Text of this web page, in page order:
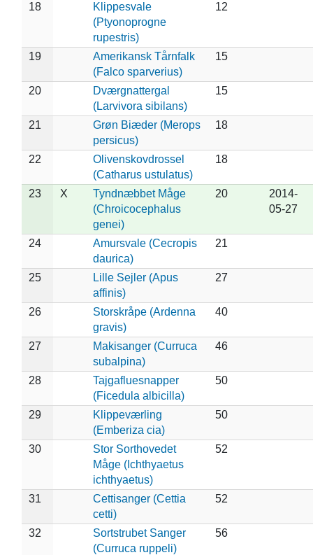
18
Klippesvale
(Ptyonoprogne
rupestris)
12
19
Amerikansk Tårnfalk
(Falco sparverius)
15
20
Dværgnattergal
(Larvivora sibilans)
15
21
Grøn Biæder (Merops
persicus)
18
22
Olivenskovdrossel
(Catharus ustulatus)
18
23 X
Tyndnæbbet Måge
(Chroicocephalus
genei)
20
2014-
05-27
24
Amursvale (Cecropis
daurica)
21
25
Lille Sejler (Apus
affinis)
27
26
Storskråpe (Ardenna
gravis)
40
27
Makisanger (Curruca
subalpina)
46
28
Tajgafluesnapper
(Ficedula albicilla)
50
29
Klippeværling
(Emberiza cia)
50
30
Stor Sorthovedet
Måge (Ichthyaetus
ichthyaetus)
52
31
Cettisanger (Cettia
cetti)
52
32
Sortstrubet Sanger
(Curruca ruppeli)
56